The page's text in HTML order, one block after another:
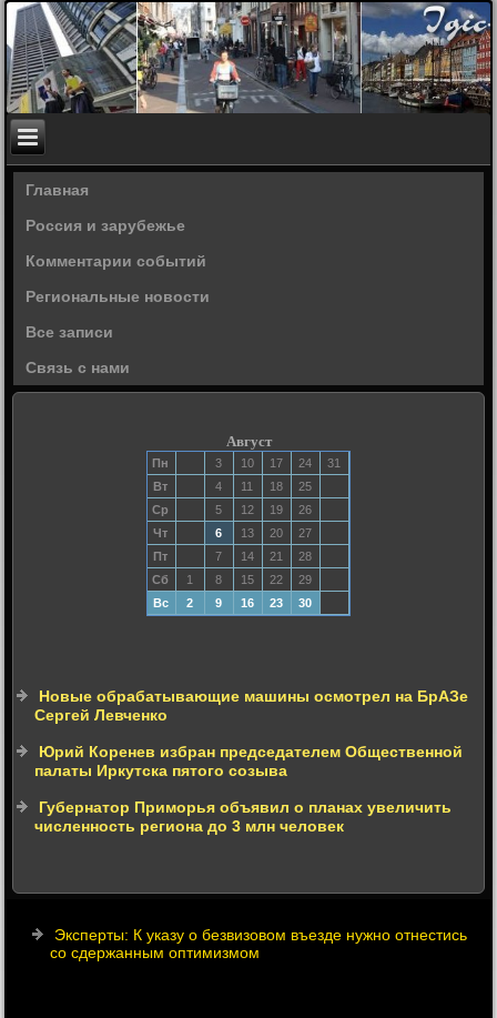
Главная
Россия и зарубежье
Комментарии событий
Региональные новости
Все записи
Связь с нами
Август
Пн 3 10 17 24
31
Вт
4 11 18
25
Ср
5 12 19
26
Чт
6 13 20
27
Пт
7 14 21
28
Сб
1 8 15 22
29
Вс
2 9 16 23 30
Новые обрабатывающие машины осмотрел на БрАЗе
Сергей Левченко
Юрий Коренев избран председателем Общественной
палаты Иркутска пятого созыва
Губернатор Приморья объявил о планах увеличить
численность региона до 3 млн человек
Эксперты: К указу о безвизовом въезде нужно отнестись
со сдержанным оптимизмом